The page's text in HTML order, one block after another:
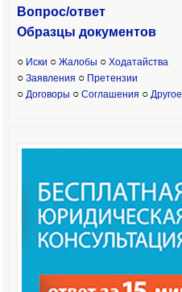
Вопрос/ответ
Образцы документов
○ Иски ○ Жалобы ○ Ходатайства
○ Заявления ○ Претензии
○ Договоры ○ Соглашения ○ Другое